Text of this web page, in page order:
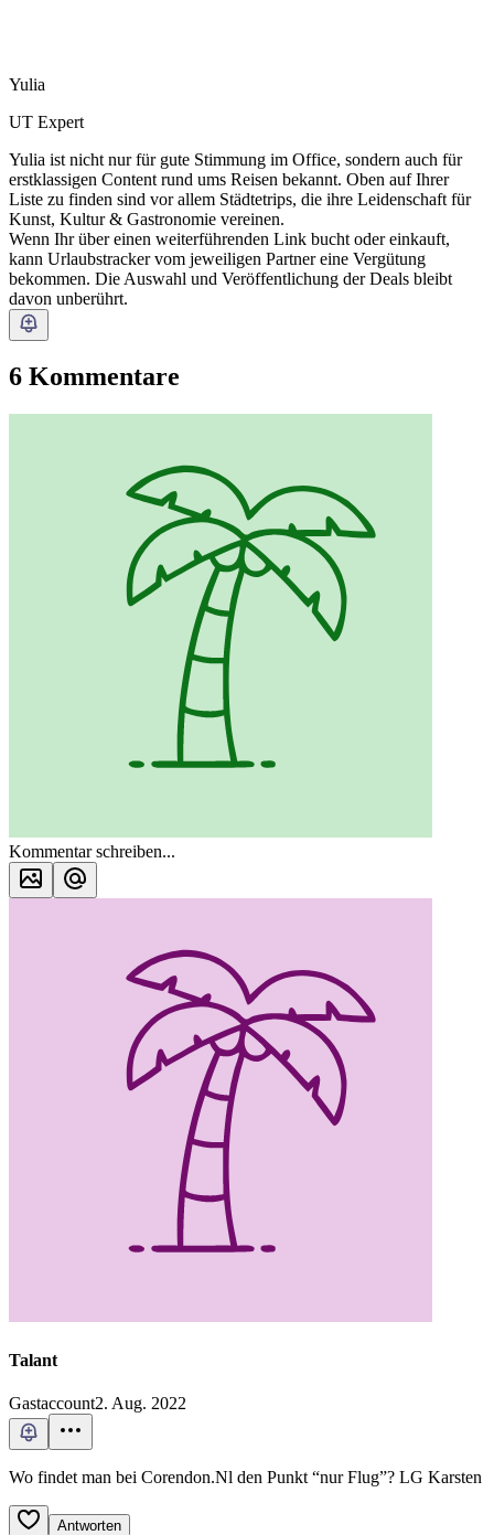
Yulia
UT Expert
Yulia ist nicht nur für gute Stimmung im Office, sondern auch für
erstklassigen Content rund ums Reisen bekannt. Oben auf Ihrer
Liste zu finden sind vor allem Städtetrips, die ihre Leidenschaft für
Kunst, Kultur & Gastronomie vereinen.
Wenn Ihr über einen weiterführenden Link bucht oder einkauft,
kann Urlaubstracker vom jeweiligen Partner eine Vergütung
bekommen. Die Auswahl und Veröffentlichung der Deals bleibt
davon unberührt.
6 Kommentare
Kommentar schreiben...
Talant
Gastaccount2. Aug. 2022
Wo findet man bei Corendon.Nl den Punkt “nur Flug”? LG Karsten
Antworten